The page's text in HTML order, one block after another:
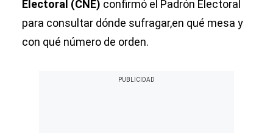
Electoral (CNE) confirmó el Padrón Electoral
para consultar dónde sufragar,en qué mesa y
con qué número de orden.